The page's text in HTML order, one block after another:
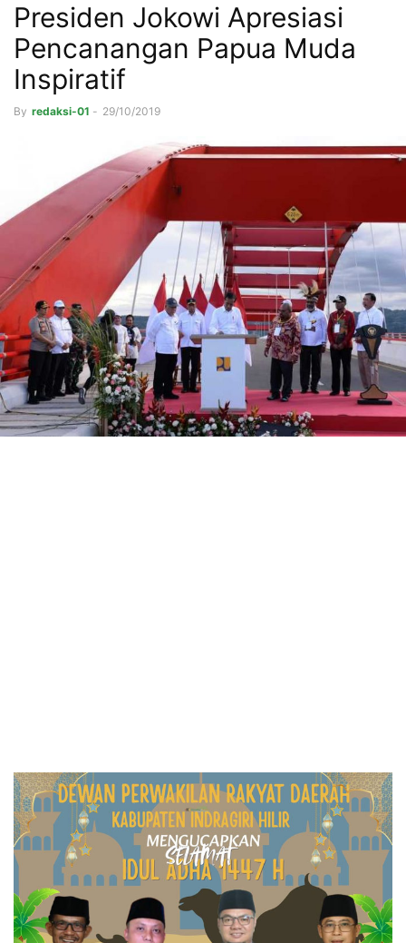
Presiden Jokowi Apresiasi
Pencanangan Papua Muda
Inspiratif
By redaksi-01 - 29/10/2019